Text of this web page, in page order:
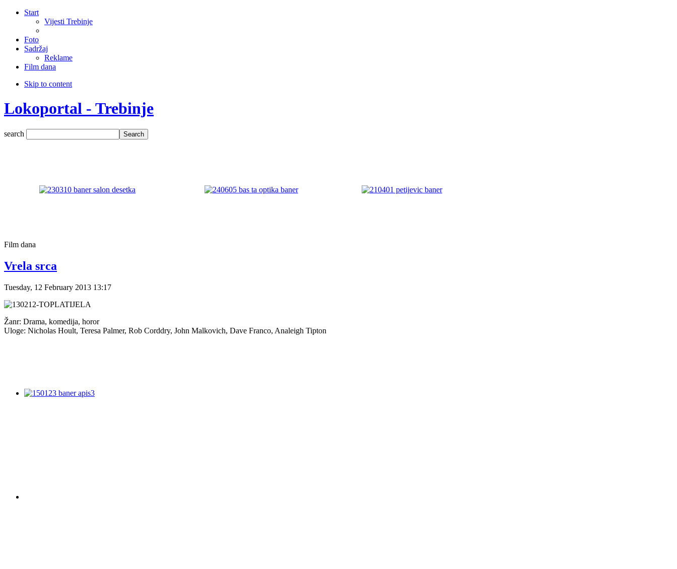
Start
Vijesti Trebinje
Foto
Sadržaj
Reklame
Film dana
Skip to content
Lokoportal - Trebinje
search
Film dana
Vrela srca
Tuesday, 12 February 2013 13:17
Žanr: Drama, komedija, horor
Uloge: Nicholas Hoult, Teresa Palmer, Rob Corddry, John Malkovich, Dave Franco, Analeigh Tipton